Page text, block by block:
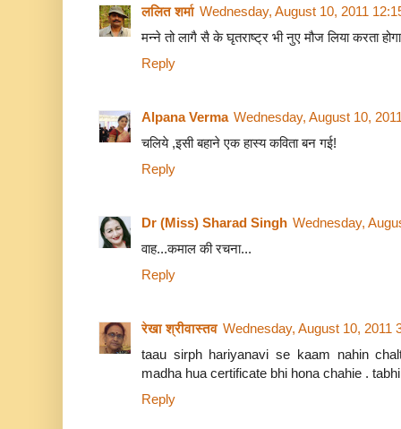
ललित शर्मा Wednesday, August 10, 2011
मन्ने तो लागै सै के घृतराष्ट्र भी नुए मौज लिया करता
Reply
Alpana Verma Wednesday, August 10,
चलिये ,इसी बहाने एक हास्य कविता बन गई!
Reply
Dr (Miss) Sharad Singh Wednesday,
वाह...कमाल की रचना...
Reply
रेखा श्रीवास्तव Wednesday, August 10, 2011
taau sirph hariyanavi se kaam nahin
madha hua certificate bhi hona chahie .
Reply